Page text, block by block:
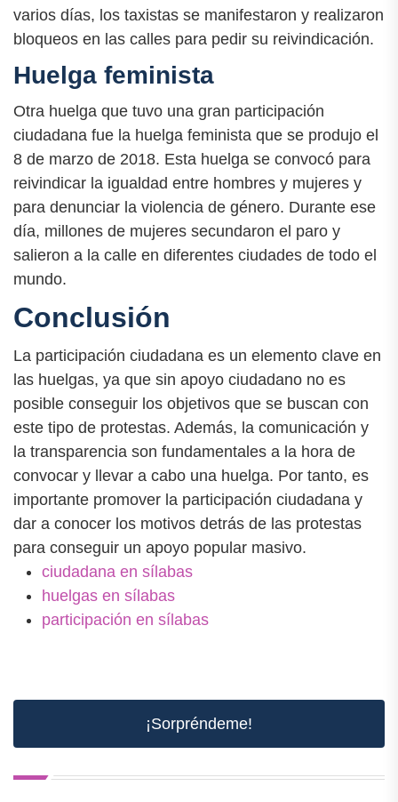
varios días, los taxistas se manifestaron y realizaron
bloqueos en las calles para pedir su reivindicación.
Huelga feminista
Otra huelga que tuvo una gran participación
ciudadana fue la huelga feminista que se produjo el
8 de marzo de 2018. Esta huelga se convocó para
reivindicar la igualdad entre hombres y mujeres y
para denunciar la violencia de género. Durante ese
día, millones de mujeres secundaron el paro y
salieron a la calle en diferentes ciudades de todo el
mundo.
Conclusión
La participación ciudadana es un elemento clave en
las huelgas, ya que sin apoyo ciudadano no es
posible conseguir los objetivos que se buscan con
este tipo de protestas. Además, la comunicación y
la transparencia son fundamentales a la hora de
convocar y llevar a cabo una huelga. Por tanto, es
importante promover la participación ciudadana y
dar a conocer los motivos detrás de las protestas
para conseguir un apoyo popular masivo.
ciudadana en sílabas
huelgas en sílabas
participación en sílabas
¡Sorpréndeme!